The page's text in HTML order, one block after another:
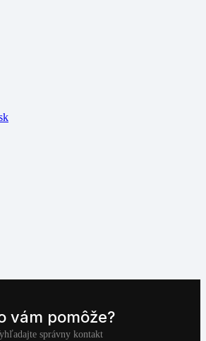
vám pomôže?
správny kontakt